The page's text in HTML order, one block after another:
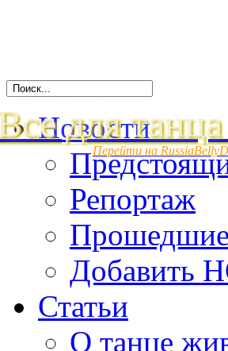
для
Перейти на
Новости
Репортаж
Добавить
Статьи
О танце